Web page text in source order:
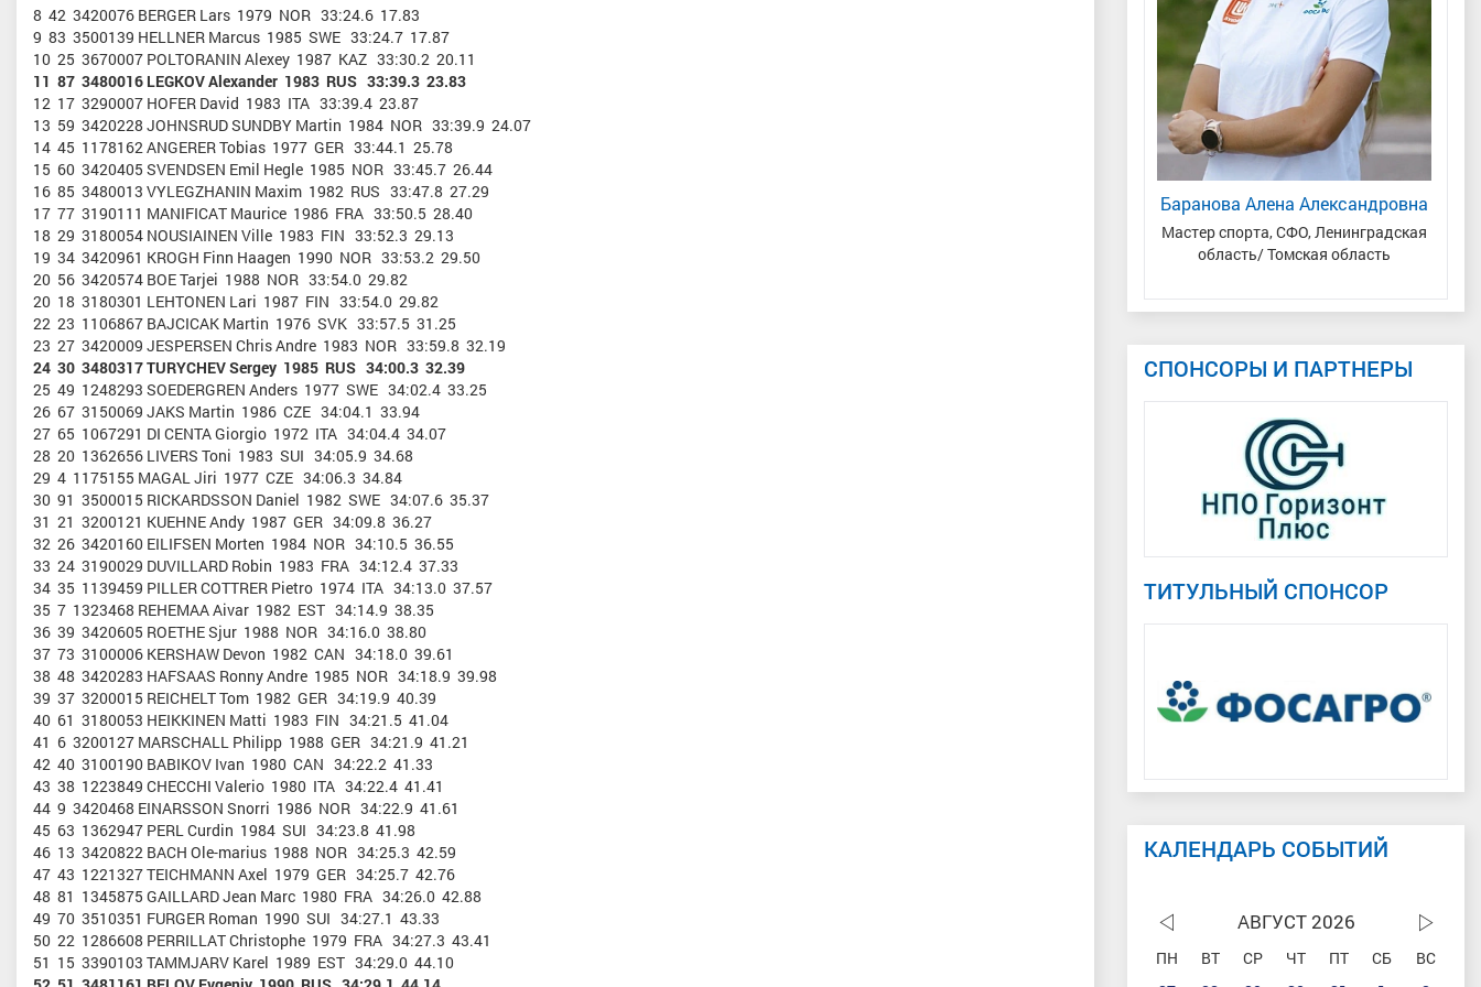
8 42 3420076 BERGER Lars 1979 NOR 33:24.6 17.83
9 83 3500139 HELLNER Marcus 1985 SWE 33:24.7 17.87
10 25 3670007 POLTORANIN Alexey 1987 KAZ 33:30.2 20.11
11 87 3480016 LEGKOV Alexander 1983 RUS 33:39.3 23.83
12 17 3290007 HOFER David 1983 ITA 33:39.4 23.87
13 59 3420228 JOHNSRUD SUNDBY Martin 1984 NOR 33:39.9 24.07
14 45 1178162 ANGERER Tobias 1977 GER 33:44.1 25.78
15 60 3420405 SVENDSEN Emil Hegle 1985 NOR 33:45.7 26.44
16 85 3480013 VYLEGZHANIN Maxim 1982 RUS 33:47.8 27.29
17 77 3190111 MANIFICAT Maurice 1986 FRA 33:50.5 28.40
18 29 3180054 NOUSIAINEN Ville 1983 FIN 33:52.3 29.13
19 34 3420961 KROGH Finn Haagen 1990 NOR 33:53.2 29.50
20 56 3420574 BOE Tarjei 1988 NOR 33:54.0 29.82
20 18 3180301 LEHTONEN Lari 1987 FIN 33:54.0 29.82
22 23 1106867 BAJCICAK Martin 1976 SVK 33:57.5 31.25
23 27 3420009 JESPERSEN Chris Andre 1983 NOR 33:59.8 32.19
24 30 3480317 TURYCHEV Sergey 1985 RUS 34:00.3 32.39
25 49 1248293 SOEDERGREN Anders 1977 SWE 34:02.4 33.25
26 67 3150069 JAKS Martin 1986 CZE 34:04.1 33.94
27 65 1067291 DI CENTA Giorgio 1972 ITA 34:04.4 34.07
28 20 1362656 LIVERS Toni 1983 SUI 34:05.9 34.68
29 4 1175155 MAGAL Jiri 1977 CZE 34:06.3 34.84
30 91 3500015 RICKARDSSON Daniel 1982 SWE 34:07.6 35.37
31 21 3200121 KUEHNE Andy 1987 GER 34:09.8 36.27
32 26 3420160 EILIFSEN Morten 1984 NOR 34:10.5 36.55
33 24 3190029 DUVILLARD Robin 1983 FRA 34:12.4 37.33
34 35 1139459 PILLER COTTRER Pietro 1974 ITA 34:13.0 37.57
35 7 1323468 REHEMAA Aivar 1982 EST 34:14.9 38.35
36 39 3420605 ROETHE Sjur 1988 NOR 34:16.0 38.80
37 73 3100006 KERSHAW Devon 1982 CAN 34:18.0 39.61
38 48 3420283 HAFSAAS Ronny Andre 1985 NOR 34:18.9 39.98
39 37 3200015 REICHELT Tom 1982 GER 34:19.9 40.39
40 61 3180053 HEIKKINEN Matti 1983 FIN 34:21.5 41.04
41 6 3200127 MARSCHALL Philipp 1988 GER 34:21.9 41.21
42 40 3100190 BABIKOV Ivan 1980 CAN 34:22.2 41.33
43 38 1223849 CHECCHI Valerio 1980 ITA 34:22.4 41.41
44 9 3420468 EINARSSON Snorri 1986 NOR 34:22.9 41.61
45 63 1362947 PERL Curdin 1984 SUI 34:23.8 41.98
46 13 3420822 BACH Ole-marius 1988 NOR 34:25.3 42.59
47 43 1221327 TEICHMANN Axel 1979 GER 34:25.7 42.76
48 81 1345875 GAILLARD Jean Marc 1980 FRA 34:26.0 42.88
49 70 3510351 FURGER Roman 1990 SUI 34:27.1 43.33
50 22 1286608 PERRILLAT Christophe 1979 FRA 34:27.3 43.41
51 15 3390103 TAMMJARV Karel 1989 EST 34:29.0 44.10
Иван Евгеньевич
спорта, ПФО, Республика
Татарстан, Казань
Карпасюк Данила Алексеевич
Мастер спорта, Челябинская область,
Красноярский край
Баранова Алена Александровна
Мастер спорта, СФО, Ленинградская
область/ Томская область
СПОНСОРЫ И ПАРТНЕРЫ
ТИТУЛЬНЫЙ СПОНСОР
КАЛЕНДАРЬ СОБЫТИЙ
АВГУСТ 2026
ПН ВТ СР ЧТ ПТ СБ
ВС